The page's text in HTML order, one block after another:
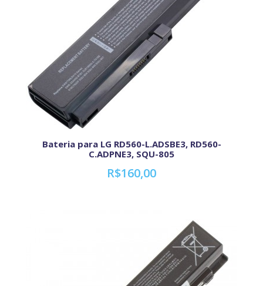
Bateria para LG RD560-L.ADSBE3, RD560-
C.ADPNE3, SQU-805
R$160,00